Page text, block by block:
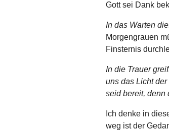
Gott sei Dank
In das Warten
Morgengrauen
Finsternis
In die Trauer
uns das Licht
seid bereit, denn
Ich denke in
weg ist der